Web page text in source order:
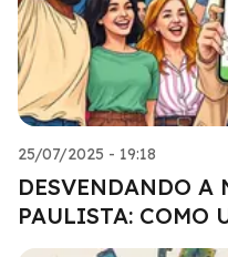
25/07/2025 - 19:18
DESVENDANDO A
PAULISTA: COMO